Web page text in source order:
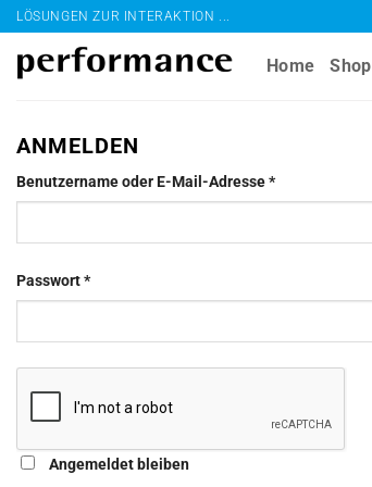
Zum
Inhalt
springen
LÖSUNGEN ZUR INTERAKTION ...
Home Shop
ANMELDEN
Benutzername oder E-Mail-Adresse*Erforderlich
Passwort*Erforderlich
Angemeldet bleiben